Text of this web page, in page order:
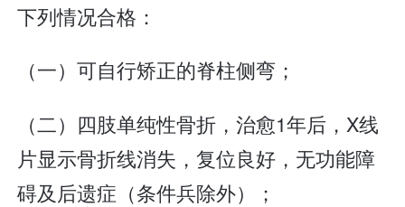
下列情况合格：
（一）可自行矫正的脊柱侧弯；
（二）四肢单纯性骨折，治愈1年后，X线
片显示骨折线消失，复位良好，无功能障
碍及后遗症（条件兵除外）；